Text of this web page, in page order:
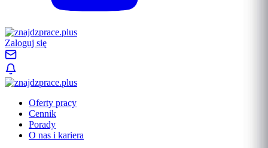
Zaloguj się
Oferty pracy
Cennik
Porady
O nas i kariera